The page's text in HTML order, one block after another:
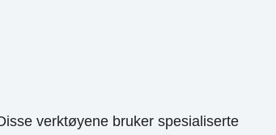
verktøyene bruker spesialiserte